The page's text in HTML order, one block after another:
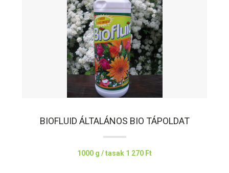
BIOFLUID ÁLTALÁNOS BIO TÁPOLDAT
1000 g / tasak 1 270 Ft